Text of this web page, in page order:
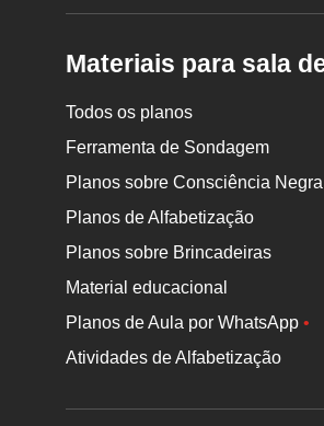
Materiais para sala
Todos os planos
Ferramenta de Sondagem
Planos sobre Consciência Negra
Planos de Alfabetização
Planos sobre Brincadeiras
Material educacional
Planos de Aula por WhatsApp•
Atividades de Alfabetização